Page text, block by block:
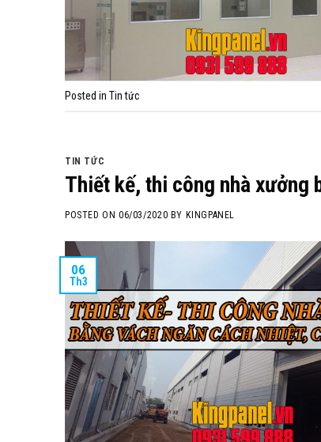
Posted in Tin tức
TIN TỨC
Thiết kế, thi công nhà xưởng
POSTED ON06/03/2020 BY KINGPANEL
06
Th3